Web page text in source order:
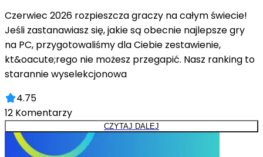
Czerwiec 2026 rozpieszcza graczy na całym świecie!
Jeśli zastanawiasz się, jakie są obecnie najlepsze gry
na PC, przygotowaliśmy dla Ciebie zestawienie,
kt&oacute;rego nie możesz przegapić. Nasz ranking to
starannie wyselekcjonowa
4.75
12 Komentarzy
CZYTAJ DALEJ